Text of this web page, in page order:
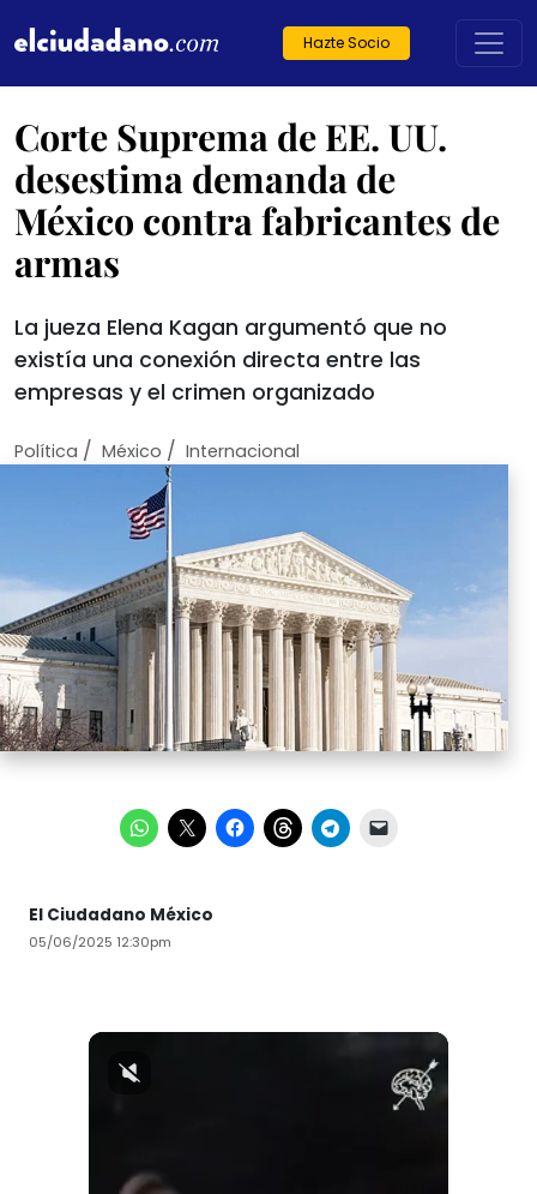
Hazte Socio
Corte Suprema de EE. UU.
desestima demanda de
México contra fabricantes de
armas
La jueza Elena Kagan argumentó que no
existía una conexión directa entre las
empresas y el crimen organizado
Política / México / Internacional
El Ciudadano México
05/06/2025 12:30pm